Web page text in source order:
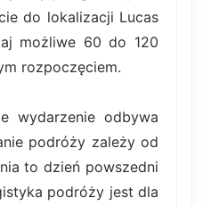
do lokalizacji Lucas
możliwe 60 do 120
rozpoczęciem.
wydarzenie odbywa
podróży zależy od
to dzień powszedni
podróży jest dla